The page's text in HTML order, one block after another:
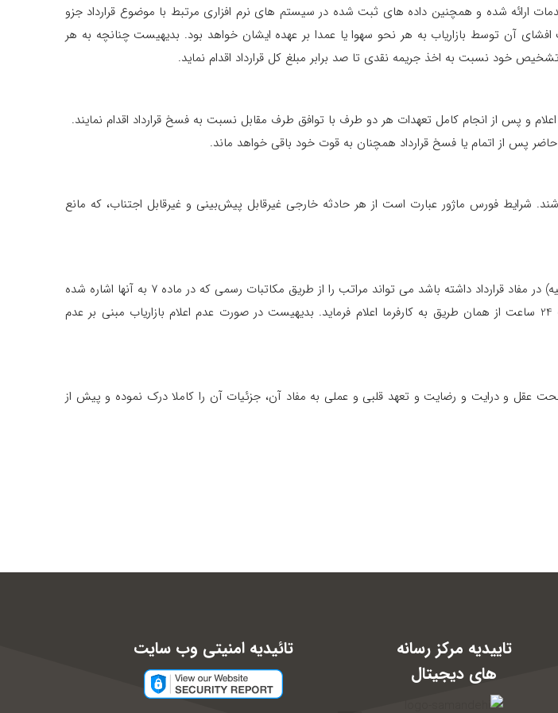
ارائه شده و همچنین داده های ثبت شده در سیستم های نرم افزاری مرتبط با موضوع قرارداد جزو
آن توسط بازاریاب به هر نحو سهوا یا عمدا بر عهده ایشان خواهد بود. بدیهیست چنانچه به هر
خود نسبت به اخذ جریمه نقدی تا صد برابر مبلغ کل قرارداد اقدام نماید.
شرایط فورس ماژور عبارت است از هر حادثه خارجی غیرقابل پیش‌بینی و غیرقابل اجتناب، که مانع
در صورتی که کارفرما به مرور زمان نیاز به اعمال هرگونه تغییر (حذف، اضافه، بروزرسانی و اصلاحیه) در مفاد قرارداد داشته باشد می تواند مراتب را از طریق مکاتبات رسمی که در ماده 7 به آنها اشاره شده
به اطلاع بازاریاب برساند و بازاریاب موظف است در صورت عدم موافقت مراتب را نهایتا ظرف 24 ساعت از همان طریق به کارفرما اعلام فرماید. بدیهیست در صورت عدم اعلام بازاریاب مبنی بر عدم
عقل و درایت و رضایت و تعهد قلبی و عملی به مفاد آن، جزئیات آن را کاملا درک نموده و پیش از
تاییدیه مرکز رسانه
های دیجیتال
تائیدیه امنیتی وب سایت